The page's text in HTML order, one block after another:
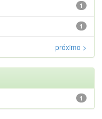
1
1
próximo >
1